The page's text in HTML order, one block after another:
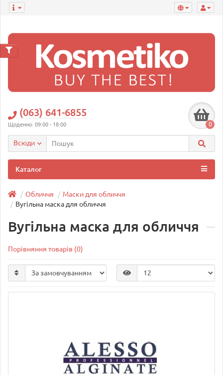
(063) 641-6855
Щоденно: 09:00 - 18:00 0
Всюди
Каталог
Обличчя
Маски для обличчя
Вугільна маска для обличчя
Вугільна маска для обличчя
Порівняння товарів (0)